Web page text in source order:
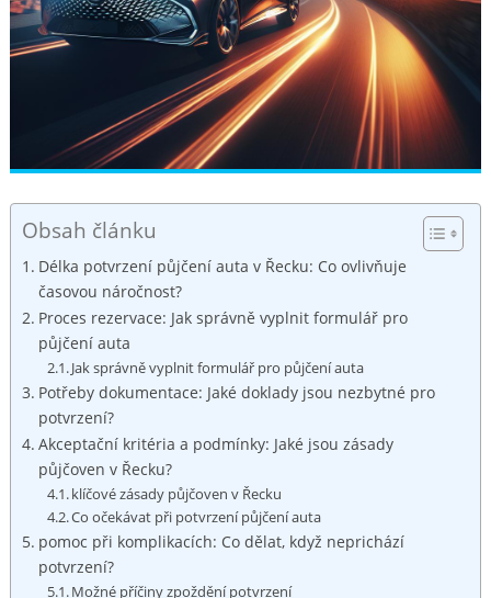
Obsah článku
Délka potvrzení půjčení auta v Řecku: Co ovlivňuje
časovou náročnost?
Proces rezervace: Jak správně vyplnit formulář pro
půjčení auta
Jak správně vyplnit formulář pro půjčení auta
Potřeby dokumentace: Jaké doklady jsou nezbytné pro
potvrzení?
Akceptační kritéria a podmínky: Jaké jsou zásady
půjčoven v Řecku?
klíčové zásady půjčoven v Řecku
Co očekávat při potvrzení půjčení auta
pomoc při komplikacích: Co dělat, když neprichází
potvrzení?
Možné příčiny zpoždění potvrzení